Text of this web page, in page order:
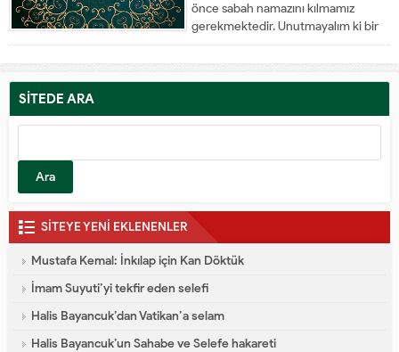
kazası
öğleden
önce
kılınabilir
mi?
önce sabah namazını kılmamız
gerekmektedir. Unutmayalım ki bir
namaz, vaktinden ne kadar çok
geciktirip kılınacak olursa, cezası da
ona göre daha fazla olacaktır. Sabah
kılınması hakkında şöyle farklı
SİTEDE ARA
SİTEYE YENİ EKLENENLER
Mustafa Kemal: İnkılap için Kan Döktük
İmam Suyuti’yi tekfir eden selefi
Halis Bayancuk’dan Vatikan’a selam
Halis Bayancuk’un Sahabe ve Selefe hakareti